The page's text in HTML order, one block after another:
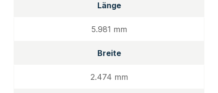
Länge
5.981 mm
Breite
2.474 mm